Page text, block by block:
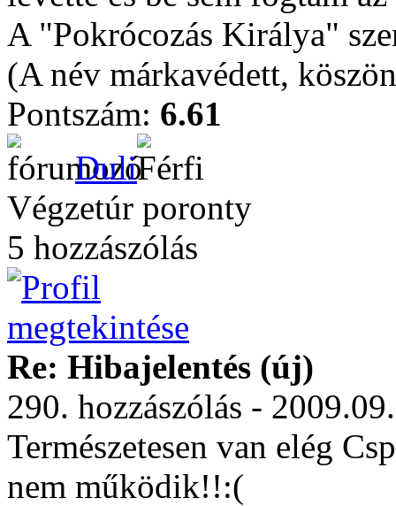
A "Pokrócozás Királya"
(A név márkavédett,
Pontszám: 6.61
Duli
Végzetúr poronty
5 hozzászólás
Re: Hibajelentés (új)
290. hozzászólás -
Természetesen van elég
nem működik!!:(